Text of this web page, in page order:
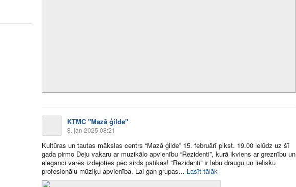
KTMC "Mazā ģilde"
8. jan 2025 08:21
Kultūras un tautas mākslas centrs “Mazā ģilde” 15. februārī plkst. 19.00 ielūdz uz šī
gada pirmo Deju vakaru ar muzikālo apvienību “Rezidenti”, kurā ikviens ar greznību un
eleganci varēs izdejoties pēc sirds patikas! “Rezidenti” ir labu draugu un lielisku
profesionālu mūziķu apvienība. Lai gan grupas​... Lasīt tālāk